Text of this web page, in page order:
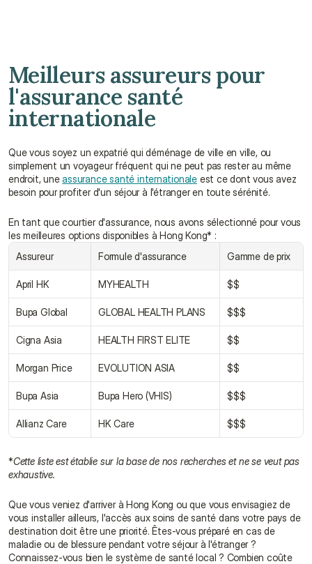
Meilleurs assureurs pour
l'assurance santé
internationale
Que vous soyez un expatrié qui déménage de ville en ville, ou
simplement un voyageur fréquent qui ne peut pas rester au même
endroit, une assurance santé internationale est ce dont vous avez
besoin pour profiter d'un séjour à l'étranger en toute sérénité.
En tant que courtier d'assurance, nous avons sélectionné pour vous
les meilleures options disponibles à Hong Kong* :
Assureur
Formule d'assurance Gamme de prix
April HK MYHEALTH $$
Bupa Global GLOBAL HEALTH PLANS $$$
Cigna Asia HEALTH FIRST ELITE $$
Morgan Price EVOLUTION ASIA $$
Bupa Asia Bupa Hero (VHIS) $$$
Allianz Care HK Care $$$
*Cette liste est établie sur la base de nos recherches et ne se veut pas
exhaustive.
Que vous veniez d'arriver à Hong Kong ou que vous envisagiez de
vous installer ailleurs, l'accès aux soins de santé dans votre pays de
destination doit être une priorité. Êtes-vous préparé en cas de
maladie ou de blessure pendant votre séjour à l'étranger ?
Connaissez-vous bien le système de santé local ? Combien coûte